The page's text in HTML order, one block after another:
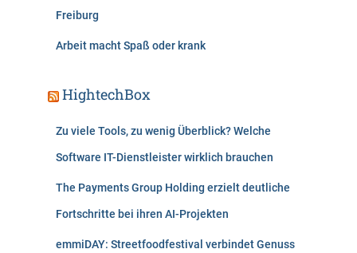
Freiburg
Arbeit macht Spaß oder krank
HightechBox
Zu viele Tools, zu wenig Überblick? Welche
Software IT-Dienstleister wirklich brauchen
The Payments Group Holding erzielt deutliche
Fortschritte bei ihren AI-Projekten
emmiDAY: Streetfoodfestival verbindet Genuss